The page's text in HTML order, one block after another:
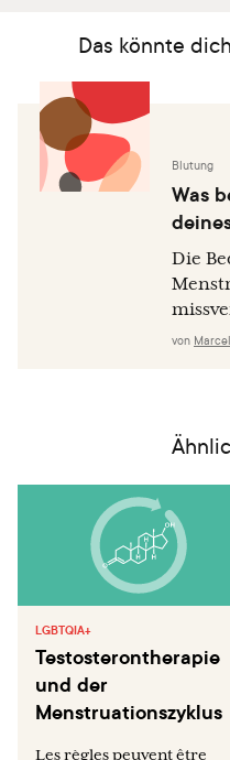
Das könnte
Blutung
Was
Die
von
LGBTQIA+
Testosterontherapie
und der
Menstruationszyklus
Les règles peuvent être